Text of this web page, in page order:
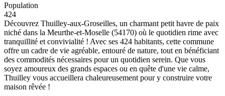
Population
424
Découvrez Thuilley-aux-Groseilles, un charmant petit havre de paix
niché dans la Meurthe-et-Moselle (54170) où le quotidien rime avec
tranquillité et convivialité ! Avec ses 424 habitants, cette commune
offre un cadre de vie agréable, entouré de nature, tout en bénéficiant
des commodités nécessaires pour un quotidien serein. Que vous
soyez amoureux des grands espaces ou en quête d'une vie calme,
Thuilley vous accueillera chaleureusement pour y construire votre
maison rêvée !